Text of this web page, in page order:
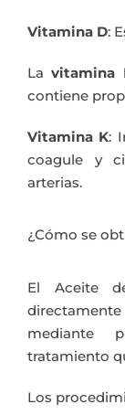
Vitamina D:
Lavitamina
contiene
Vitamina K:
coagule y
arterias.
¿Cómo se
El Aceite
mediante
tratamiento
Los